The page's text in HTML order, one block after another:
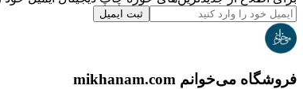
ثبت ایمیل
فروشگاه می‌خوانم mikhanam.com